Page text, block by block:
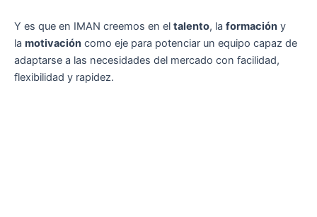
Y es que en IMAN creemos en el talento, la formación y
la motivación como eje para potenciar un equipo capaz de
adaptarse a las necesidades del mercado con facilidad,
flexibilidad y rapidez.